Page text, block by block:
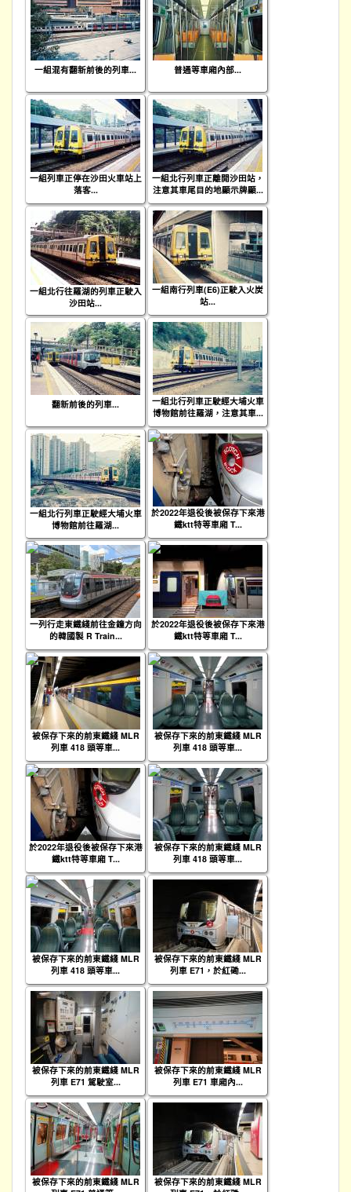
一組混有翻新前後的列車... 普通等車廂內部...
一組列車正停在沙田火車站上
落客...
一組北行列車正離開沙田站，
注意其車尾目的地顯示牌顯...
一組北行往羅湖的列車正駛入
沙田站...
一組南行列車(E6)正駛入火炭
站...
翻新前後的列車...
一組北行列車正駛經大埔火車
博物館前往羅湖，注意其車...
一組北行列車正駛經大埔火車
博物館前往羅湖...
於2022年退役後被保存下來港
鐵ktt特等車廂 T...
一列行走東鐵綫前往金鐘方向
的韓國製 R Train...
於2022年退役後被保存下來港
鐵ktt特等車廂 T...
被保存下來的前東鐵綫 MLR
列車 418 頭等車...
被保存下來的前東鐵綫 MLR
列車 418 頭等車...
於2022年退役後被保存下來港
鐵ktt特等車廂 T...
被保存下來的前東鐵綫 MLR
列車 418 頭等車...
被保存下來的前東鐵綫 MLR
列車 418 頭等車...
被保存下來的前東鐵綫 MLR
列車 E71，於紅磡...
被保存下來的前東鐵綫 MLR
列車 E71 駕駛室...
被保存下來的前東鐵綫 MLR
列車 E71 車廂內...
被保存下來的前東鐵綫 MLR
被保存下來的前東鐵綫 MLR